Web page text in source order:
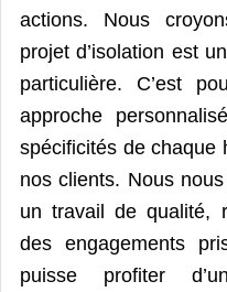
actions. Nous
projet d’isolation est
particulière. C’est
approche
spécificités de chaque
nos clients. Nous
un travail de qualité,
des engagements
puisse profiter